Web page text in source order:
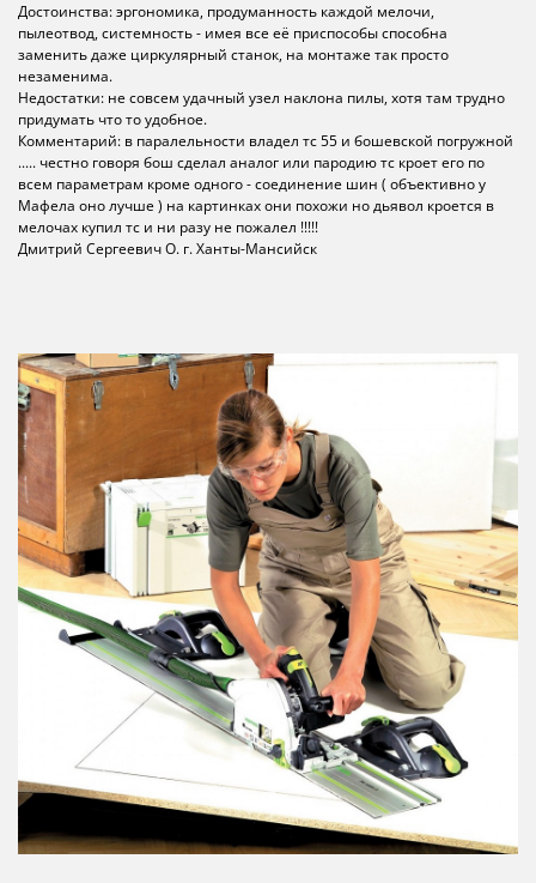
Достоинства: эргономика, продуманность каждой мелочи,
пылеотвод, системность - имея все её приспособы способна
заменить даже циркулярный станок, на монтаже так просто
незаменима.
Недостатки: не совсем удачный узел наклона пилы, хотя там трудно
придумать что то удобное.
Комментарий: в паралельности владел тс 55 и бошевской погружной
..... честно говоря бош сделал аналог или пародию тс кроет его по
всем параметрам кроме одного - соединение шин ( объективно у
Мафела оно лучше ) на картинках они похожи но дьявол кроется в
мелочах купил тс и ни разу не пожалел !!!!!
Дмитрий Сергеевич О. г. Ханты-Мансийск